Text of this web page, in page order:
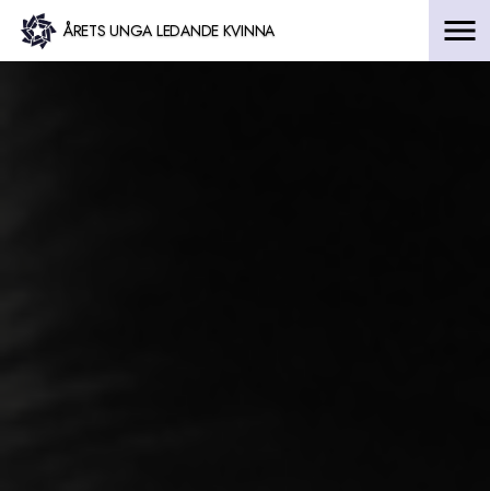
Hoppa
till
ÅRETS UNGA LEDANDE KVINNA